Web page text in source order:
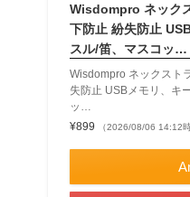
Wisdompro ネック
下防止 紛失防止
スル/笛、マスコッ…
Wisdompro ネックスト
失防止 USBメモリ、キ
ッ…
¥899
（2026/08/06 14:12